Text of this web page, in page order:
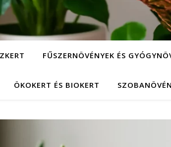
FŰSZERNÖVÉNYEK ÉS
ÖKOKERT ÉS BIOKERT